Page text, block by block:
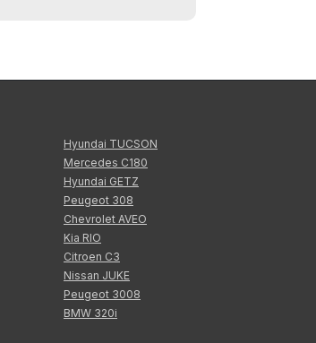
Hyundai TUCSON
Mercedes C180
Hyundai GETZ
Peugeot 308
Chevrolet AVEO
Kia RIO
Citroen C3
Nissan JUKE
Peugeot 3008
BMW 320i